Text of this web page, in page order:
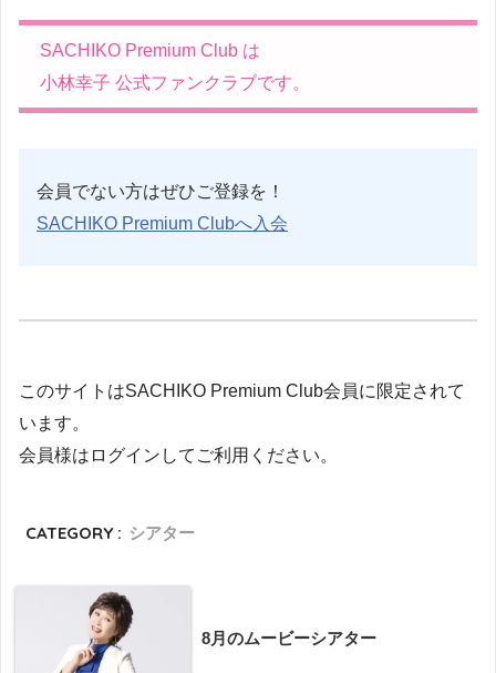
SACHIKO Premium Club は
小林幸子 公式ファンクラブです。
会員でない方はぜひご登録を！
SACHIKO Premium Clubへ入会
このサイトはSACHIKO Premium Club会員に限定されて
います。
会員様はログインしてご利用ください。
CATEGORY : シアター
8月のムービーシアター